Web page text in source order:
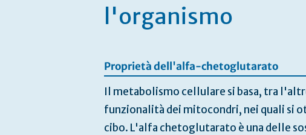
l'organismo
Proprietà dell'alfa-chetoglutarato
Il metabolismo cellulare si basa, tra
funzionalità dei mitocondri, nei quali si
cibo. L'alfa chetoglutarato è una delle